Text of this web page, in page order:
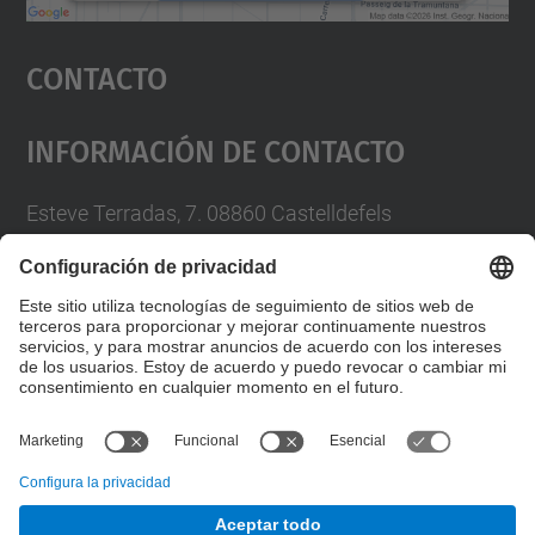
Aceptar
powered by
Contacto
Información De Contacto
Esteve Terradas, 7. 08860 Castelldefels
93 413 70 00
Formulario de contacto
© UPC